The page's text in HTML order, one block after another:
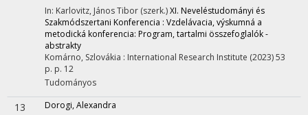
In: Karlovitz, János Tibor (szerk.)XI. Neveléstudományi és
Szakmódszertani Konferencia : Vzdelávacia, výskumná a
metodická konferencia: Program, tartalmi összefoglalók -
abstrakty
Komárno, Szlovákia : International Research Institute (2023)53
p. p. 12
Tudományos
13 Dorogi, Alexandra